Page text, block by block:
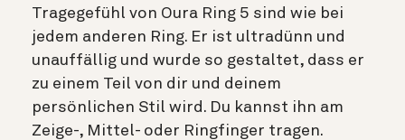
Tragegefühl von Oura Ring 5 sind wie bei
jedem anderen Ring. Er ist ultradünn und
unauffällig und wurde so gestaltet, dass er
zu einem Teil von dir und deinem
persönlichen Stil wird. Du kannst ihn am
Zeige-, Mittel- oder Ringfinger tragen.